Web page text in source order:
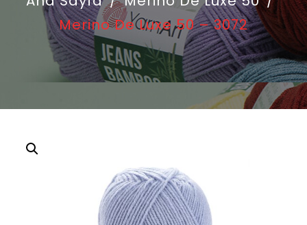
Merino De Luxe 50 – 3072